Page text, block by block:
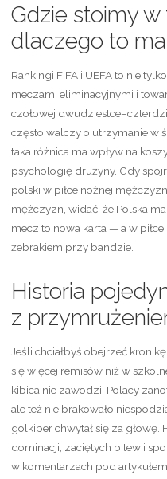
Gdzie stoimy w
dlaczego to
Rankingi FIFA i UEFA to nie
meczami eliminacyjnymi i
czołowej
często walczy o utrzymanie w
taka różnica ma wpływ na
psychologię drużyny. Gdy
polski w piłce nożnej
mężczyzn, widać, że Polska
mecz to nowa karta — a w
żebrakiem przy bandzie.
Historia
z
Jeśli chciałbyś obejrzeć
się więcej remisów niż w
kibica nie zawodzi, Polacy
ale też nie brakowało
golkiper chwytał się za głowę.
dominacji, zaciętych bitew i
w komentarzach pod